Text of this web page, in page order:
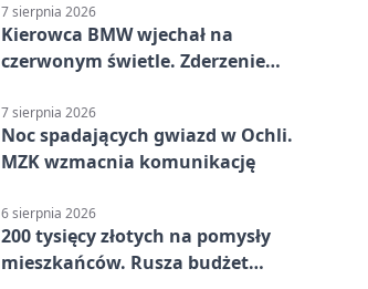
7 sierpnia 2026
Kierowca BMW wjechał na
czerwonym świetle. Zderzenie
7 sierpnia 2026
Noc spadających gwiazd w Ochli.
MZK wzmacnia komunikację
6 sierpnia 2026
200 tysięcy złotych na pomysły
mieszkańców. Rusza budżet